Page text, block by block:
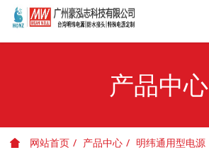
产品中心
网站首页 产品中心
明纬通用型电源